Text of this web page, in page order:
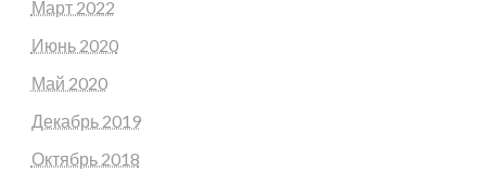
Март 2022
Июнь 2020
Май 2020
Декабрь 2019
Октябрь 2018